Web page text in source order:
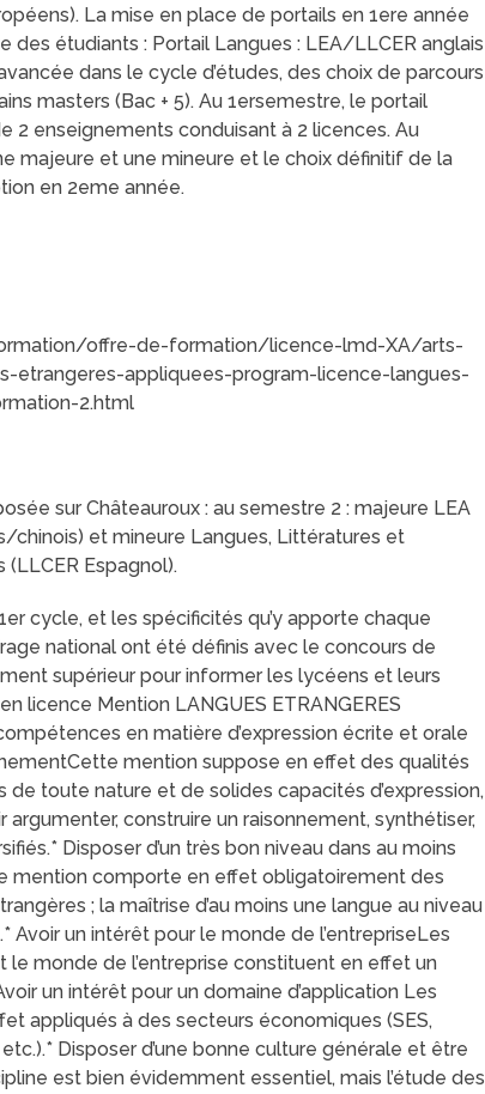
La mise en place de portails en 1ere année
des étudiants : Portail Langues : LEA/LLCER anglais
dans le cycle d’études, des choix de parcours
masters (Bac + 5). Au 1ersemestre, le portail
2 enseignements conduisant à 2 licences. Au
majeure et une mineure et le choix définitif de la
en 2eme année.
:
offre-de-formation/licence-lmd-XA/arts-
etrangeres-appliquees-program-licence-langues-
2.html
sur Châteauroux : au semestre 2 : majeure LEA
chinois) et mineure Langues, Littératures et
(LLCER Espagnol).
cycle, et les spécificités qu’y apporte chaque
national ont été définis avec le concours de
supérieur pour informer les lycéens et leurs
licence Mention LANGUES ETRANGERES
en matière d’expression écrite et orale
mention suppose en effet des qualités
toute nature et de solides capacités d’expression,
argumenter, construire un raisonnement, synthétiser,
Disposer d’un très bon niveau dans au moins
mention comporte en effet obligatoirement des
; la maîtrise d’au moins une langue au niveau
Avoir un intérêt pour le monde de l’entrepriseLes
monde de l’entreprise constituent en effet un
un intérêt pour un domaine d’application Les
appliqués à des secteurs économiques (SES,
Disposer d’une bonne culture générale et être
est bien évidemment essentiel, mais l’étude des